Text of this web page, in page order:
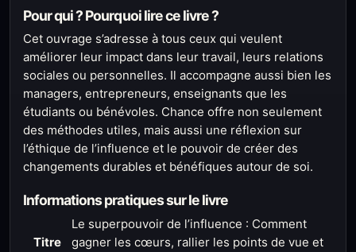
Pour qui ? Pourquoi lire ce livre ?
Cet ouvrage s’adresse à tous ceux qui veulent
améliorer leur impact dans leur travail, leurs relations
sociales ou personnelles. Il accompagne aussi bien les
managers, entrepreneurs, enseignants que les
étudiants ou bénévoles. Chance offre non seulement
des méthodes utiles, mais aussi une réflexion sur
l’éthique de l’influence et le pouvoir de créer des
changements durables et bénéfiques autour de soi.
Informations pratiques sur le livre
Titre
Le superpouvoir de l’influence : Comment
gagner les cœurs, rallier les points de vue et